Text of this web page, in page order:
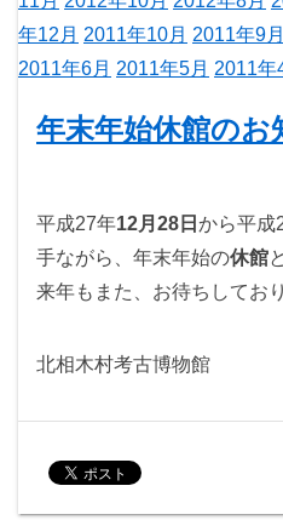
年12月 2011年10月 2011年9月
2011年6月 2011年5月 2011年
年末年始休館のお
平成27年12月28日 から平成
手ながら、年末年始の休館
来年もまた、お待ちしてお
北相木村考古博物館